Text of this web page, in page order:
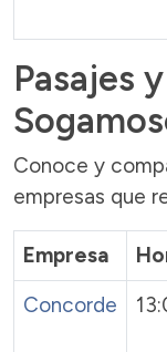
Pasajes
Conoce y
empresas que
Empresa
Concorde